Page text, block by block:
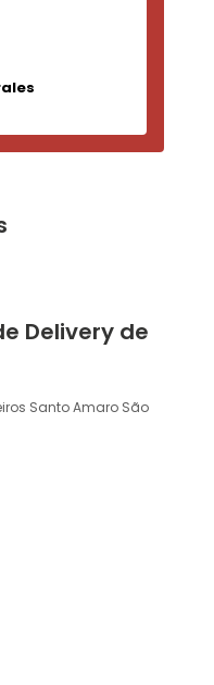
Delivery de
Santo Amaro São